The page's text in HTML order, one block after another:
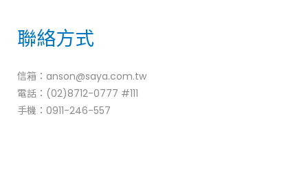
聯絡方式
信箱：anson@saya.com.tw
電話：(02)8712-0777 #111
手機：0911-246-557